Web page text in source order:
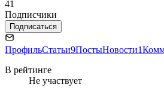
41
Подписчики
Подписаться
ПрофильСтатьи9ПостыНовости1
В рейтинге
Не участвует